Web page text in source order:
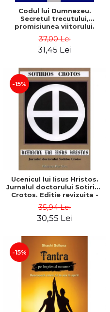
Codul lui Dumnezeu.
Secretul trecutului,
promisiunea viitorului.
Braden
37,00 Lei
31,45 Lei
-15%
Ucenicul lui Iisus Hristos.
Jurnalul doctorului Sotirios
Crotos. Editie revizuita -
35,94 Lei
30,55 Lei
-15%